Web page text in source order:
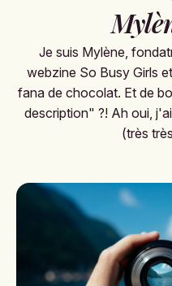
Je suis Mylène,
webzine So Busy Girls
fana de chocolat. Et de
description" ?! Ah oui,
(très